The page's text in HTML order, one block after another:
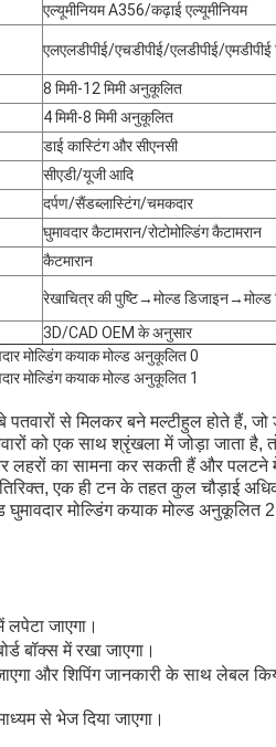
एल्यूमीनियम A356/कढ़ाई एल्यूमीनियम
एलएलडीपीई/एचडीपीई/एलडीपीई/
8 मिमी-12 मिमी अनुकूलित
4 मिमी-8 मिमी अनुकूलित
डाई कास्टिंग और सीएनसी
सीएडी/यूजी आदि
दर्पण/सैंडब्लास्टिंग/चमकदार
घुमावदार कैटामरान/रोटोमोल्डिंग कैटामरान
कैटमारान
रेखाचित्र की पुष्टि→मोल्ड डिजाइन→मोल्ड
3D/CAD OEM के अनुसार
से मिलकर बने मल्टीहुल होते हैं, जो
को एक साथ श्रृंखला में जोड़ा जाता है,
लहरों का सामना कर सकती हैं और पलटने
एक ही टन के तहत कुल चौड़ाई
जाएगा।
बॉक्स में रखा जाएगा।
और शिपिंग जानकारी के साथ लेबल
से भेज दिया जाएगा।